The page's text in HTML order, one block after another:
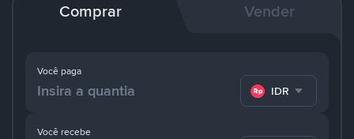
Comprar Vender
Você paga
IDR
Você recebe